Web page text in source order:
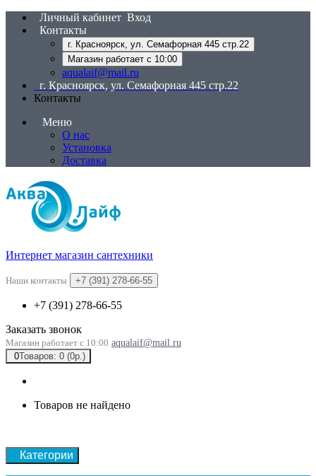
Личный кабинет Вход
Контакты
г. Красноярск, ул. Семафорная 445 стр.22
Магазин работает с 10:00
aqualaif@mail.ru
г. Красноярск, ул. Семафорная 445 стр.22
Контакты
Меню
О нас
Установка
Доставка
Интернет магазин сантехники
Наши контакты +7 (391) 278-66-55
+7 (391) 278-66-55
Заказать звонок
Магазин работает с 10:00 aqualaif@mail.ru
0Товаров: 0 (0р.)
Товаров не найдено
Категории